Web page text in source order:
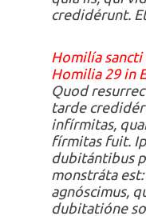
credidérunt.
Homilía
Homilia 29 in
Quod
tarde
infírmitas,
fírmitas fuit.
dubitántibus
monstráta
agnóscimus,
dubitatióne